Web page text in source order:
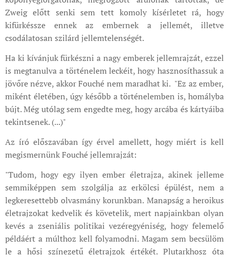
Zweig előtt senki sem tett komoly kísérletet rá, hogy
kifürkéssze ennek az embernek a jellemét, illetve
csodálatosan szilárd jellemtelenségét.
Ha ki kívánjuk fürkészni a nagy emberek jellemrajzát, ezzel
is megtanulva a történelem leckéit, hogy hasznosíthassuk a
jövőre nézve, akkor Fouché nem maradhat ki. "Ez az ember,
miként életében, úgy később a történelemben is, homályba
bújt. Még utólag sem engedte meg, hogy arcába és kártyáiba
tekintsenek. (...)"
Az író előszavában így érvel amellett, hogy miért is kell
megismernünk Fouché jellemrajzát:
"Tudom, hogy egy ilyen ember életrajza, akinek jelleme
semmiképpen sem szolgálja az erkölcsi épülést, nem a
legkeresettebb olvasmány korunkban. Manapság a heroikus
életrajzokat kedvelik és követelik, mert napjainkban olyan
kevés a zseniális politikai vezéregyéniség, hogy felemelő
példáért a múlthoz kell folyamodni. Magam sem becsülöm
le a hősi színezetű életrajzok értékét. Plutarkhosz óta